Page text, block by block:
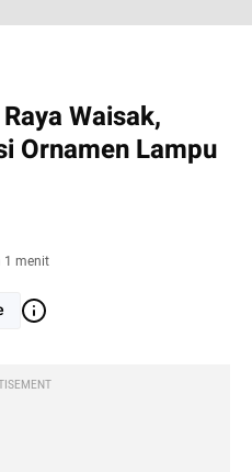
Waisak,
Ornamen Lampu
1 menit